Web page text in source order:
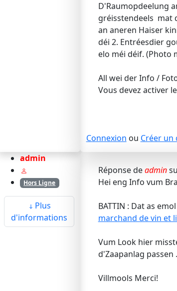
D'Raumopdeelung
gréisstendeels mat
an aneren Haiser
déi 2. Entréesdier
elo méi déif. (Photo
All wei der Info /
Vous devez activer
Connexion ou Créer un
admin
Hors Ligne
Plus
d'informations
Réponse deadmin
Hei eng Info vum
BATTIN : Dat as
marchand de vin et
Vum Look hier
d'Zaapanlag passen
Villmools Merci!